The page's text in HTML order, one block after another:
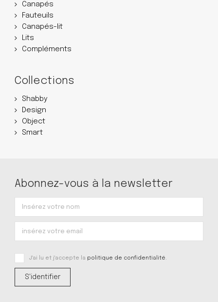
Canapés
Fauteuils
Canapés-lit
Lits
Compléments
Collections
Shabby
Design
Object
Smart
Abonnez-vous à la newsletter
J'ai lu et j'accepte la politique de confidentialité.